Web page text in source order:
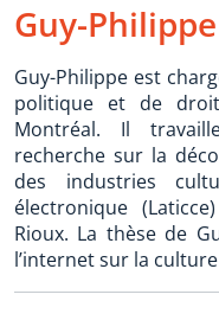
Guy-
Guy-Philippe est
politique et de
Montréal. Il
recherche sur la
des industries
électronique
Rioux. La thèse de
l’internet sur la